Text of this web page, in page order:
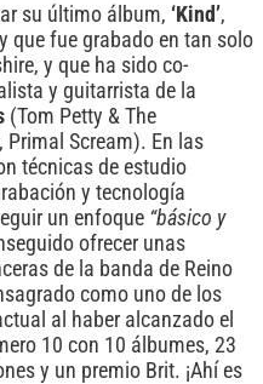
su último álbum, ‘Kind’,
que fue grabado en tan solo
y que ha sido co-
y guitarrista de la
(Tom Petty & The
Primal Scream). En las
técnicas de estudio
y tecnología
un enfoque “básico y
ofrecer unas
de la banda de Reino
como uno de los
al haber alcanzado el
10 con 10 álbumes, 23
y un premio Brit. ¡Ahí es